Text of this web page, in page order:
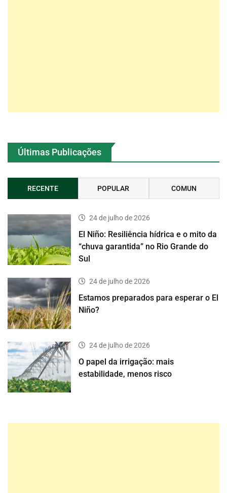
Últimas Publicações
RECENTE POPULAR COMUN
24 de julho de 2026
El Niño: Resiliência hídrica e o mito da
“chuva garantida” no Rio Grande do
Sul
24 de julho de 2026
Estamos preparados para esperar o El
Niño?
24 de julho de 2026
O papel da irrigação: mais
estabilidade, menos risco